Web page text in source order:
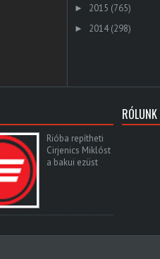
► 2015 (765)
► 2014 (298)
Rióba repítheti
Cirjenics Miklóst
a bakui ezüst
RÓLUNK